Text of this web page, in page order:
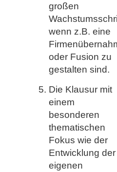
großen
wenn z.B. eine
oder Fusion zu
gestalten sind.
Die Klausur mit
einem
besonderen
thematischen
Fokus wie der
Entwicklung der
eigenen